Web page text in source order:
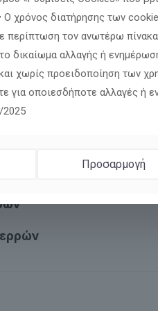
Σωτήρος Σοχού
Ο χρόνος διατήρησης των
περίπτωση τον ανωτέρω
το δικαίωμα αλλαγής ή
χωρίς προειδοποίηση των
για οποιεσδήποτε αλλαγές ή
2025
Προσαρμογή